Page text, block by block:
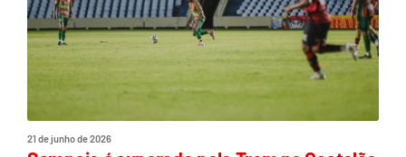
21 de junho de 2026